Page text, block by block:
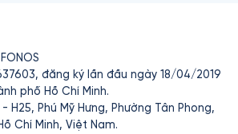
đăng ký lần đầu ngày 18/04/2019
phố Hồ Chí Minh.
H25, Phú Mỹ Hưng, Phường Tân Phong,
Chí Minh, Việt Nam.